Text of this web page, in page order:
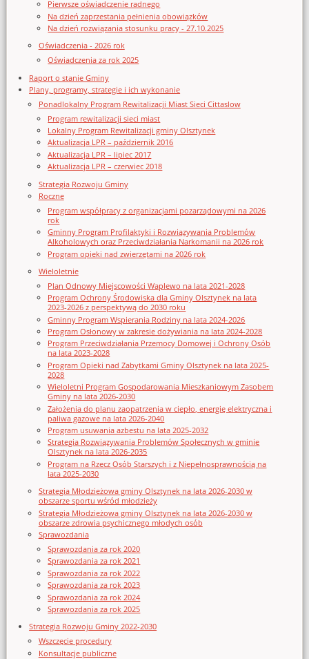
Pierwsze oświadczenie radnego
Na dzień zaprzestania pełnienia obowiązków
Na dzień rozwiązania stosunku pracy - 27.10.2025
Oświadczenia - 2026 rok
Oświadczenia za rok 2025
Raport o stanie Gminy
Plany, programy, strategie i ich wykonanie
Ponadlokalny Program Rewitalizacji Miast Sieci Cittaslow
Program rewitalizacji sieci miast
Lokalny Program Rewitalizacji gminy Olsztynek
Aktualizacja LPR – październik 2016
Aktualizacja LPR – lipiec 2017
Aktualizacja LPR – czerwiec 2018
Strategia Rozwoju Gminy
Roczne
Program współpracy z organizacjami pozarządowymi na 2026
rok
Gminny Program Profilaktyki i Rozwiązywania Problemów
Alkoholowych oraz Przeciwdziałania Narkomanii na 2026 rok
Program opieki nad zwierzętami na 2026 rok
Wieloletnie
Plan Odnowy Miejscowości Waplewo na lata 2021-2028
Program Ochrony Środowiska dla Gminy Olsztynek na lata
2023-2026 z perspektywą do 2030 roku
Gminny Program Wspierania Rodziny na lata 2024-2026
Program Osłonowy w zakresie dożywiania na lata 2024-2028
Program Przeciwdziałania Przemocy Domowej i Ochrony Osób
na lata 2023-2028
Program Opieki nad Zabytkami Gminy Olsztynek na lata 2025-
2028
Wieloletni Program Gospodarowania Mieszkaniowym Zasobem
Gminy na lata 2026-2030
Założenia do planu zaopatrzenia w ciepło, energię elektryczna i
paliwa gazowe na lata 2026-2040
Program usuwania azbestu na lata 2025-2032
Strategia Rozwiązywania Problemów Społecznych w gminie
Olsztynek na lata 2026-2035
Program na Rzecz Osób Starszych i z Niepełnosprawnością na
lata 2025-2030
Strategia Młodzieżowa gminy Olsztynek na lata 2026-2030 w
obszarze sportu wśród młodzieży
Strategia Młodzieżowa gminy Olsztynek na lata 2026-2030 w
obszarze zdrowia psychicznego młodych osób
Sprawozdania
Sprawozdania za rok 2020
Sprawozdania za rok 2021
Sprawozdania za rok 2022
Sprawozdania za rok 2023
Sprawozdania za rok 2024
Sprawozdania za rok 2025
Strategia Rozwoju Gminy 2022-2030
Wszczęcie procedury
Konsultacje publiczne